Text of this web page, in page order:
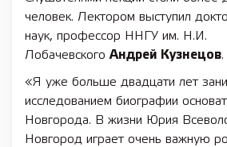
человек. Лектором выступил
наук, профессор ННГУ им. Н.И.
ЛобачевскогоАндрей Кузнецов.
«Я уже больше двадцати лет
исследованием биографии
Новгорода. В жизни Юрия
Новгород играет очень важную